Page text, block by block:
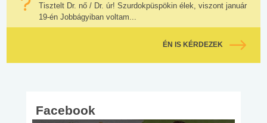
Tisztelt Dr. nő / Dr. úr! Szurdokpüspökin élek, viszont január
19-én Jobbágyiban voltam...
ÉN IS KÉRDEZEK
Facebook